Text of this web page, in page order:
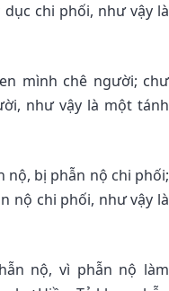
dục chi phối, như vậy là
mình chê người; chư
như vậy là một tánh
nộ, bị phẫn nộ chi phối;
nộ chi phối, như vậy là
nộ, vì phẫn nộ làm